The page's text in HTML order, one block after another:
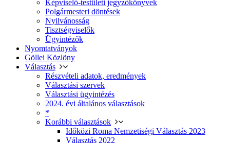
Képviselő-testületi jegyzőkönyvek
Polgármesteri döntések
Nyilvánosság
Tisztségviselők
Ügyintézők
Nyomtatványok
Göllei Közlöny
Választás
Részvételi adatok, eredmények
Választási szervek
Választási ügyintézés
2024. évi általános választások
*
Korábbi választások
Időközi Roma Nemzetiségi Választás 2023
Választás 2022